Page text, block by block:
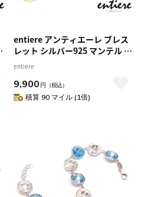
entiere アンティエーレ ブレス
レット シルバー925 マンテル T
バー トグルクラスプ 18金メッ
キ 約19cm イニシャル刻印 レデ
ィース イタリア製
entiere
9,900 円 （税込）
積算 90 マイル (1倍)